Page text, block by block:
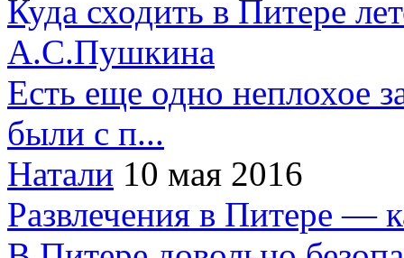
Куда сходить в Питере
А.С.Пушкина
Есть еще одно неплохое
были с п...
Натали 10 мая 2016
Развлечения в Питере —